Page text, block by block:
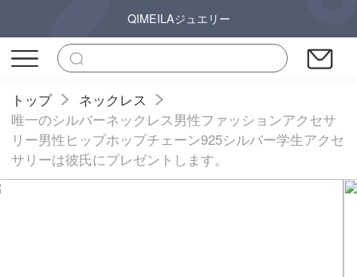
QIMEILAジュエリー
トップ
ネックレス
唯一のシルバーネックレス男性ファッションアクセサ
リー男性ヒップホップチェーン925シルバー学生アクセ
サリーは彼氏にプレゼントします。